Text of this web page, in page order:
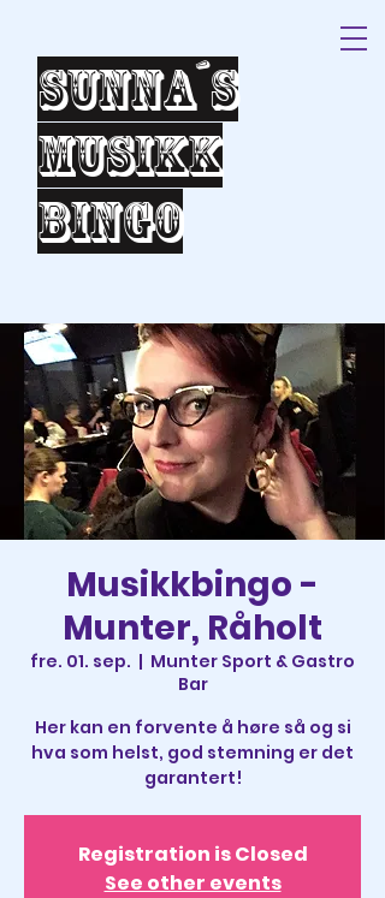
Sunna´s
Musikk
bingo
Musikkbingo -
Munter, Råholt
fre. 01. sep.
  |
Munter Sport & Gastro
Bar
Her kan en forvente å høre så og si
hva som helst, god stemning er det
garantert!
Registration is Closed
See other events